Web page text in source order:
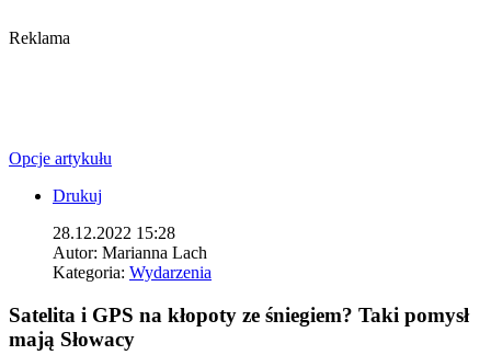
Reklama
Opcje artykułu
Drukuj
28.12.2022 15:28
Autor: Marianna Lach
Kategoria: Wydarzenia
Satelita i GPS na kłopoty ze śniegiem? Taki pomysł
mają Słowacy